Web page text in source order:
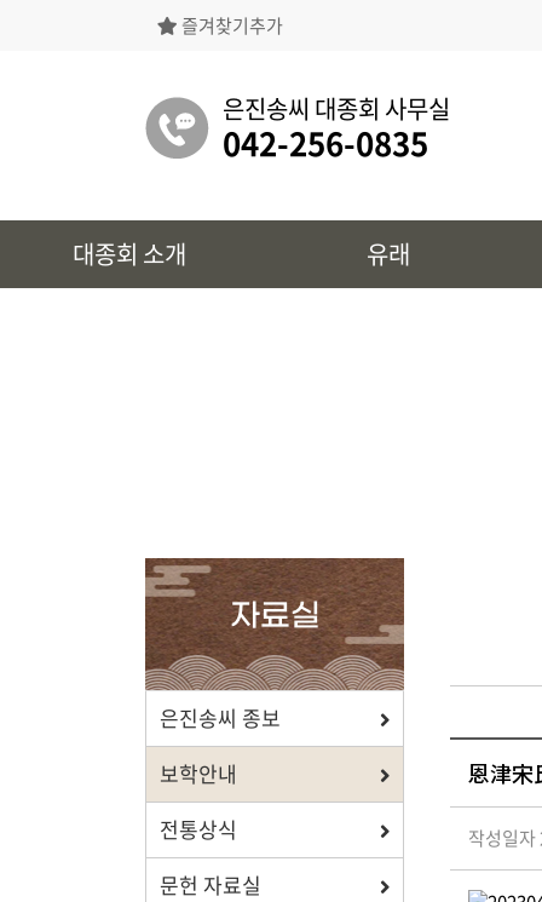
즐겨찾기추가
은진송씨 대종회 사무실
042-256-0835
대종회 소개 유래
유래
시조 및 보관유리, 선대묘역을
포상/장학
효행 정신과 숭조돈종의 사상이
투철한 장학생을 지원합니다.
자료실
은진송씨 종보
보학안내
전통상식
문헌 자료실
恩津宋
작성일